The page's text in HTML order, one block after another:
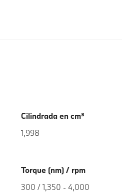
Cilindrada en cm³
1,998
Torque (nm) / rpm
300 / 1,350 - 4,000